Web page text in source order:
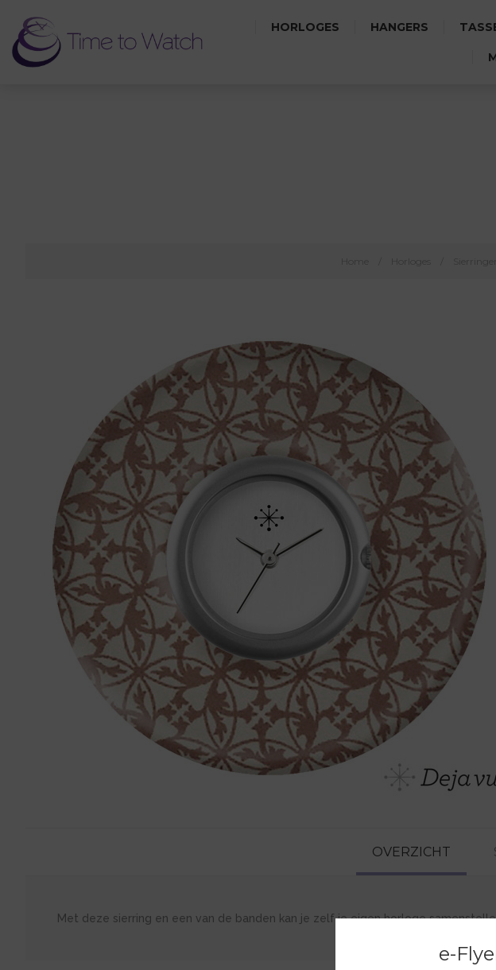
HORLOGES HANGERS
OVERZICHT
Met deze sierring en een van de banden kan je zelf je eigen horloge
e-